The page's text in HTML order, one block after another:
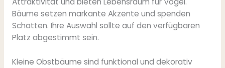
Bäume setzen markante Akzente und spenden
Schatten. Ihre Auswahl sollte auf den verfügbaren
Platz abgestimmt sein.
Kleine Obstbäume sind funktional und dekorativ